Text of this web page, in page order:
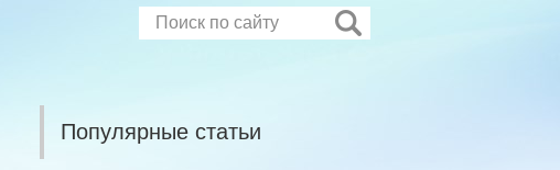
Популярные статьи